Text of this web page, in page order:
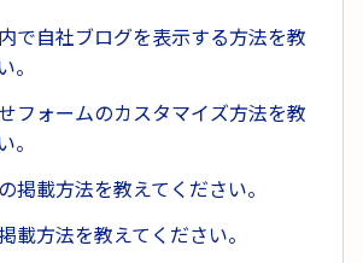
で自社ブログを表示する方法を教
。
フォームのカスタマイズ方法を教
。
掲載方法を教えてください。
載方法を教えてください。